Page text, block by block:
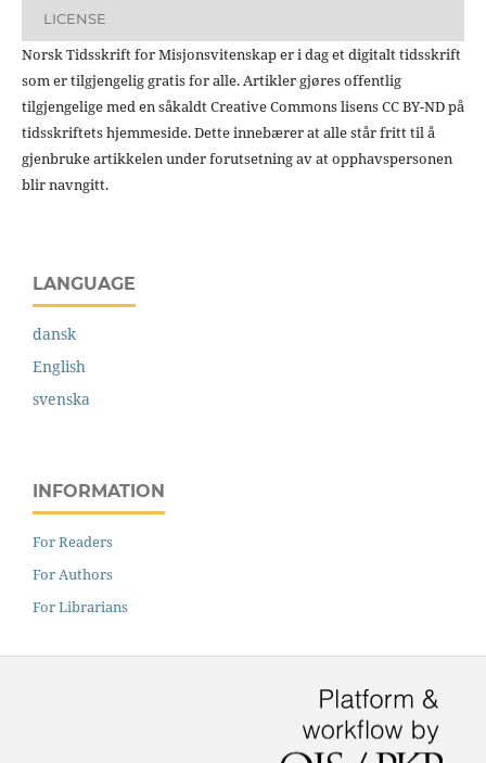
LICENSE
Norsk Tidsskrift for Misjonsvitenskap er i dag et digitalt tidsskrift
som er tilgjengelig gratis for alle. Artikler gjøres offentlig
tilgjengelige med en såkaldt Creative Commons lisens CC BY-ND på
tidsskriftets hjemmeside. Dette innebærer at alle står fritt til å
gjenbruke artikkelen under forutsetning av at opphavspersonen
blir navngitt.
LANGUAGE
dansk
English
svenska
INFORMATION
For Readers
For Authors
For Librarians